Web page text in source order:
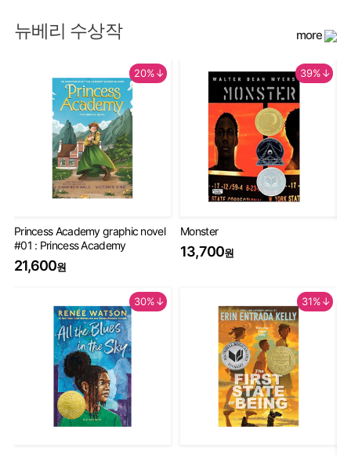
뉴베리 수상작 more
20%↓
Princess Academy graphic novel
#01 : Princess Academy
21,600원
39%↓
Monster
13,700원
30%↓ 31%↓